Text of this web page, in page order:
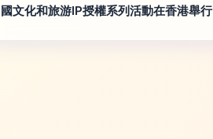
國文化和旅游IP授權系列活動在香港舉行